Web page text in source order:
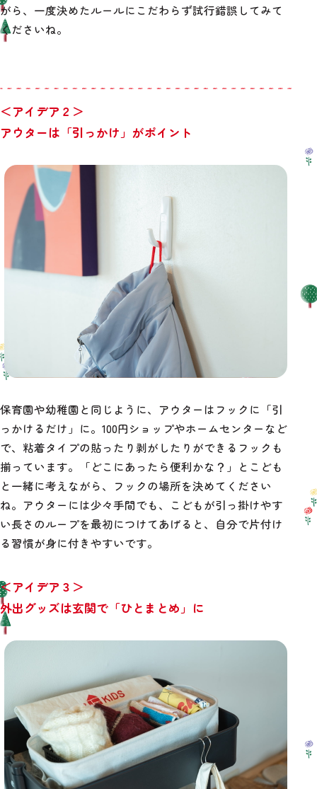
がら、一度決めたルールにこだわらず試行錯誤してみて
くださいね。
＜アイデア２＞
アウターは「引っかけ」がポイント
保育園や幼稚園と同じように、アウターはフックに「引
っかけるだけ」に。100円ショップやホームセンターなど
で、粘着タイプの貼ったり剥がしたりができるフックも
揃っています。「どこにあったら便利かな？」とこども
と一緒に考えながら、フックの場所を決めてください
ね。アウターには少々手間でも、こどもが引っ掛けやす
い長さのループを最初につけてあげると、自分で片付け
る習慣が身に付きやすいです。
＜アイデア３＞
外出グッズは玄関で「ひとまとめ」に